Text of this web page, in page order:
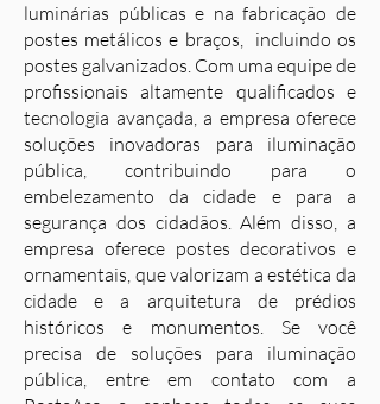
luminárias públicas e na fabricação de
postes metálicos e braços, incluindo os
postes galvanizados. Com uma equipe de
profissionais altamente qualificados e
tecnologia avançada, a empresa oferece
soluções inovadoras para iluminação
pública, contribuindo para o
embelezamento da cidade e para a
segurança dos cidadãos. Além disso, a
empresa oferece postes decorativos e
ornamentais, que valorizam a estética da
cidade e a arquitetura de prédios
históricos e monumentos. Se você
precisa de soluções para iluminação
pública, entre em contato com a